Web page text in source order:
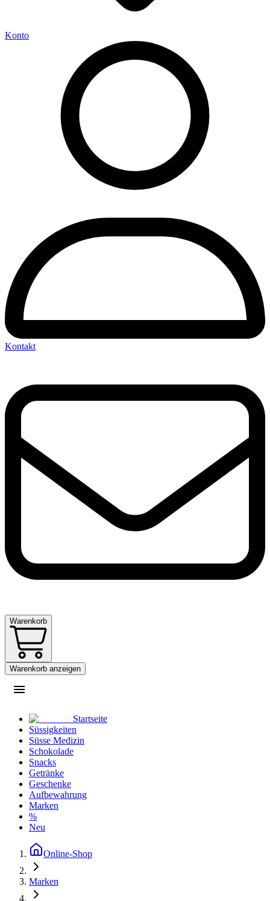
Konto
Kontakt
Warenkorb
Warenkorb anzeigen
Startseite
Süssigkeiten
Süsse Medizin
Schokolade
Snacks
Getränke
Geschenke
Aufbewahrung
Marken
%
Neu
Online-Shop
Marken